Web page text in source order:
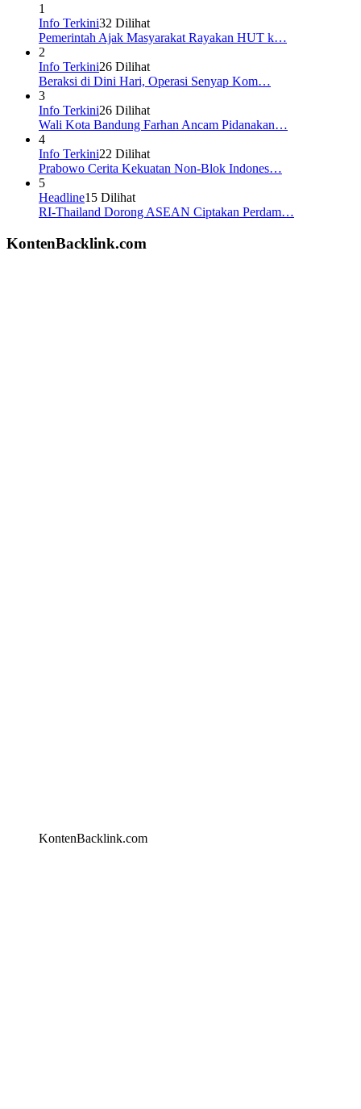
1
Info Terkini32 Dilihat
Pemerintah Ajak Masyarakat Rayakan HUT k…
2
Info Terkini26 Dilihat
Beraksi di Dini Hari, Operasi Senyap Kom…
3
Info Terkini26 Dilihat
Wali Kota Bandung Farhan Ancam Pidanakan…
4
Info Terkini22 Dilihat
Prabowo Cerita Kekuatan Non-Blok Indones…
5
Headline15 Dilihat
RI-Thailand Dorong ASEAN Ciptakan Perdam…
KontenBacklink.com
KontenBacklink.com